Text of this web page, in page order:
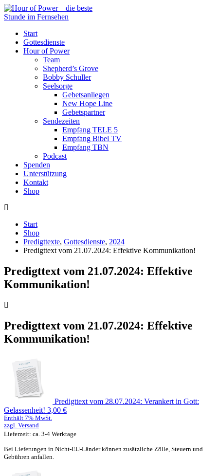
Start
Gottesdienste
Hour of Power
Team
Shepherd’s Grove
Bobby Schuller
Seelsorge
Gebetsanliegen
New Hope Line
Gebetspartner
Sendezeiten
Empfang TELE 5
Empfang Bibel TV
Empfang TBN
Podcast
Spenden
Unterstützung
Kontakt
Shop
Start
Shop
Predigttexte, Gottesdienste, 2024
Predigttext vom 21.07.2024: Effektive Kommunikation!
Predigttext vom 21.07.2024: Effektive
Kommunikation!
Predigttext vom 21.07.2024: Effektive
Kommunikation!
Predigttext vom 28.07.2024: Verankert in Gott:
Gelassenheit! 3,00 €
Enthält 7% MwSt.
zzgl. Versand
Lieferzeit: ca. 3-4 Werktage
Bei Lieferungen in Nicht-EU-Länder können zusätzliche Zölle, Steuern und
Gebühren anfallen.